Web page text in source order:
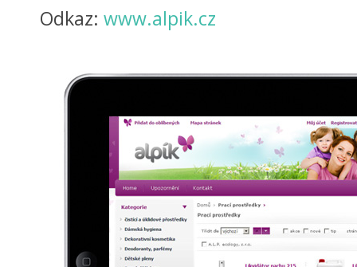
Odkaz: www.alpik.cz